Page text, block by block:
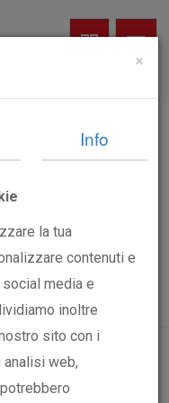
di
- C.F. / P. IVA:
-PEC:
071203067
×
Info
la tua
contenuti e
media e
inoltre
sito con i
web,